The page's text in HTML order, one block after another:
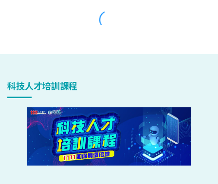
科技人才培訓課程